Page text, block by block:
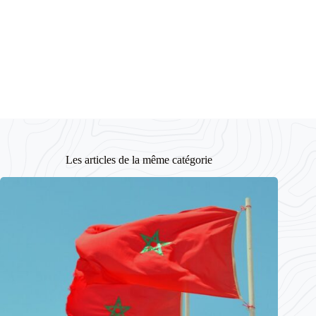
Les articles de la même catégorie